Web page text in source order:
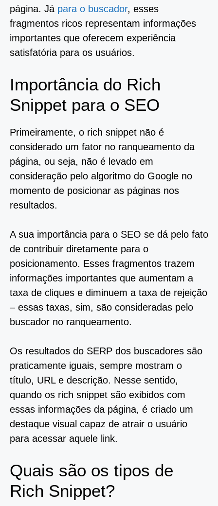
página. Já para o buscador, esses
fragmentos ricos representam informações
importantes que oferecem experiência
satisfatória para os usuários.
Importância do Rich
Snippet para o SEO
Primeiramente, o rich snippet não é
considerado um fator no ranqueamento da
página, ou seja, não é levado em
consideração pelo algoritmo do Google no
momento de posicionar as páginas nos
resultados.
A sua importância para o SEO se dá pelo fato
de contribuir diretamente para o
posicionamento. Esses fragmentos trazem
informações importantes que aumentam a
taxa de cliques e diminuem a taxa de rejeição
– essas taxas, sim, são consideradas pelo
buscador no ranqueamento.
Os resultados do SERP dos buscadores são
praticamente iguais, sempre mostram o
título, URL e descrição. Nesse sentido,
quando os rich snippet são exibidos com
essas informações da página, é criado um
destaque visual capaz de atrair o usuário
para acessar aquele link.
Quais são os tipos de
Rich Snippet?